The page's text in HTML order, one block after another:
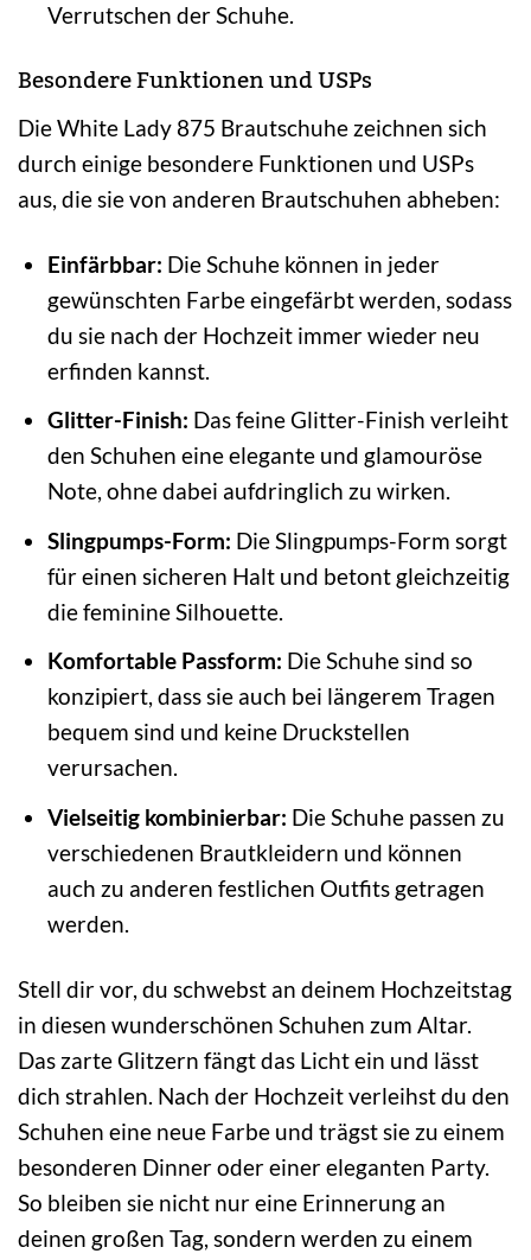
Verrutschen der Schuhe.
Besondere Funktionen und USPs
Die White Lady 875 Brautschuhe zeichnen sich
durch einige besondere Funktionen und USPs
aus, die sie von anderen Brautschuhen abheben:
Einfärbbar: Die Schuhe können in jeder
gewünschten Farbe eingefärbt werden, sodass
du sie nach der Hochzeit immer wieder neu
erfinden kannst.
Glitter-Finish: Das feine Glitter-Finish verleiht
den Schuhen eine elegante und glamouröse
Note, ohne dabei aufdringlich zu wirken.
Slingpumps-Form: Die Slingpumps-Form sorgt
für einen sicheren Halt und betont gleichzeitig
die feminine Silhouette.
Komfortable Passform: Die Schuhe sind so
konzipiert, dass sie auch bei längerem Tragen
bequem sind und keine Druckstellen
verursachen.
Vielseitig kombinierbar: Die Schuhe passen zu
verschiedenen Brautkleidern und können
auch zu anderen festlichen Outfits getragen
werden.
Stell dir vor, du schwebst an deinem Hochzeitstag
in diesen wunderschönen Schuhen zum Altar.
Das zarte Glitzern fängt das Licht ein und lässt
dich strahlen. Nach der Hochzeit verleihst du den
Schuhen eine neue Farbe und trägst sie zu einem
besonderen Dinner oder einer eleganten Party.
So bleiben sie nicht nur eine Erinnerung an
deinen großen Tag, sondern werden zu einem